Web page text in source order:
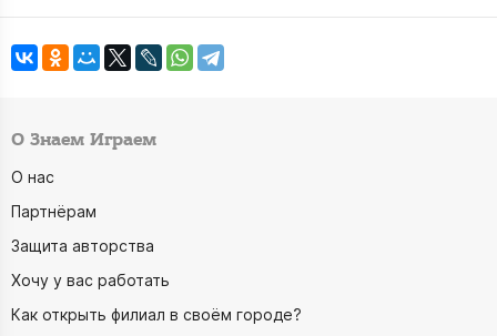
О Знаем Играем
О нас
Партнёрам
Защита авторства
Хочу у вас работать
Как открыть филиал в своём городе?